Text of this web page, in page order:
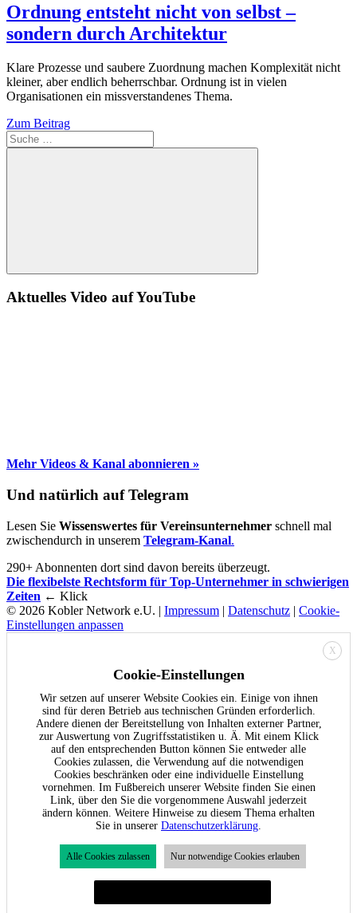
Ordnung entsteht nicht von selbst –
sondern durch Architektur
Klare Prozesse und saubere Zuordnung machen Komplexität nicht
kleiner, aber endlich beherrschbar. Ordnung ist in vielen
Organisationen ein missverstandenes Thema.
Zum Beitrag
Suche
Aktuelles Video auf YouTube
Mehr Videos & Kanal abonnieren »
Und natürlich auf Telegram
Lesen Sie Wissenswertes für Vereinsunternehmer schnell mal
zwischendurch in unserem Telegram-Kanal.
290+ Abonnenten dort sind davon bereits überzeugt.
Die flexibelste Rechtsform für Top-Unternehmer in schwierigen
Zeiten ← Klick
© 2026 Kobler Network e.U. | Impressum | Datenschutz | Cookie-
Einstellungen anpassen
X
Cookie-Einstellungen
Wir setzen auf unserer Website Cookies ein. Einige von ihnen
sind für deren Betrieb aus technischen Gründen erforderlich.
Andere dienen der Bereitstellung von Inhalten externer Partner,
zur Auswertung von Zugriffsstatistiken u. Ä. Mit einem Klick
auf den entsprechenden Button können Sie entweder alle
Cookies zulassen, die Verwendung auf die notwendigen
Cookies beschränken oder eine individuelle Einstellung
vornehmen. Im Fußbereich unserer Website finden Sie einen
Link, über den Sie die vorgenommene Auswahl jederzeit
ändern können. Weitere Hinweise zu diesem Thema erhalten
Sie in unserer Datenschutzerklärung
Alle Cookies zulassen Nur notwendige Cookies erlauben